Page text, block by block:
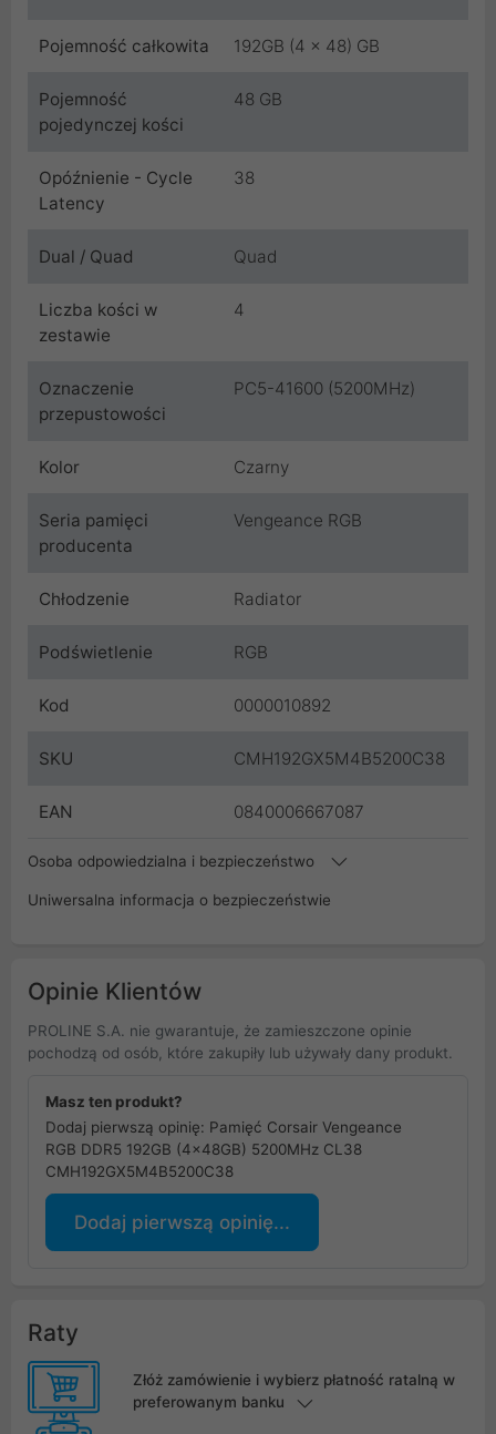
Pojemność całkowita 192GB (4 x 48) GB
Pojemność
pojedynczej kości
48 GB
Opóźnienie - Cycle
Latency
38
Dual / Quad Quad
Liczba kości w
zestawie
4
Oznaczenie
przepustowości
PC5-41600 (5200MHz)
Kolor Czarny
Seria pamięci
producenta
Vengeance RGB
Chłodzenie Radiator
Podświetlenie RGB
Kod 0000010892
SKU CMH192GX5M4B5200C38
EAN 0840006667087
Osoba odpowiedzialna i bezpieczeństwo
Uniwersalna informacja o bezpieczeństwie
Opinie Klientów
PROLINE S.A. nie gwarantuje, że zamieszczone opinie
pochodzą od osób, które zakupiły lub używały dany produkt.
Masz ten produkt?
Dodaj pierwszą opinię: Pamięć Corsair Vengeance
RGB DDR5 192GB (4x48GB) 5200MHz CL38
CMH192GX5M4B5200C38
Dodaj pierwszą opinię...
Raty
Złóż zamówienie i wybierz płatność ratalną w
preferowanym banku